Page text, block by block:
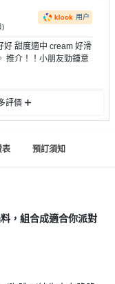
)
用户
好 甜度適中 cream 好滑
推介！！小朋友勁鍾意
評價
表 預訂須知
，組合成適合你派對